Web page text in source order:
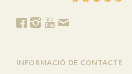
INFORMACIÓ DE CONTACTE